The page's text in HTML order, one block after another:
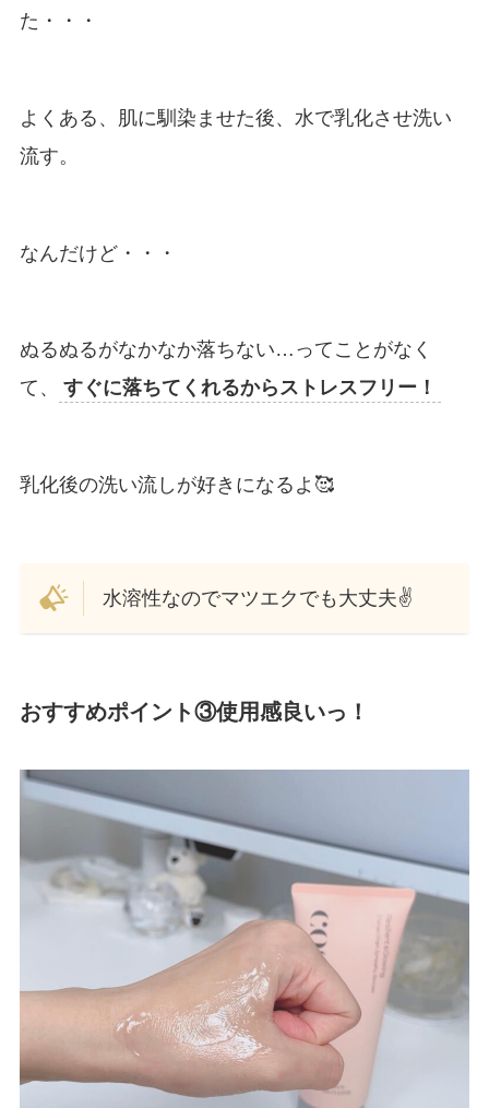
た・・・
よくある、肌に馴染ませた後、水で乳化させ洗い
流す。
なんだけど・・・
ぬるぬるがなかなか落ちない…ってことがなく
て、
すぐに落ちてくれるからストレスフリー！
乳化後の洗い流しが好きになるよ🥰
水溶性なのでマツエクでも大丈夫✌️
おすすめポイント③使用感良いっ！